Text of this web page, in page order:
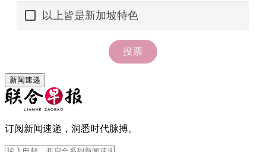
新闻速递
订阅新闻速递，洞悉时代脉搏。